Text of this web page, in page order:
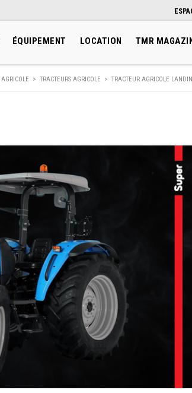
ÉQUIPEMENT LOCATION TMR
> TRACTEURS AGRICOLE > TRACTEUR AGRICOLE